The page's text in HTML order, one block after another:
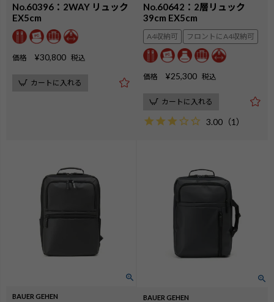
No.60396：2WAY リュック
EX5cm
価格 ¥30,800 税込
カートに入れる
No.60642：2層リュック
39cm EX5cm
A4収納可 フロントにA4収納可
価格 ¥25,300 税込
カートに入れる
3.00 （1）
BAUER GEHEN BAUER GEHEN